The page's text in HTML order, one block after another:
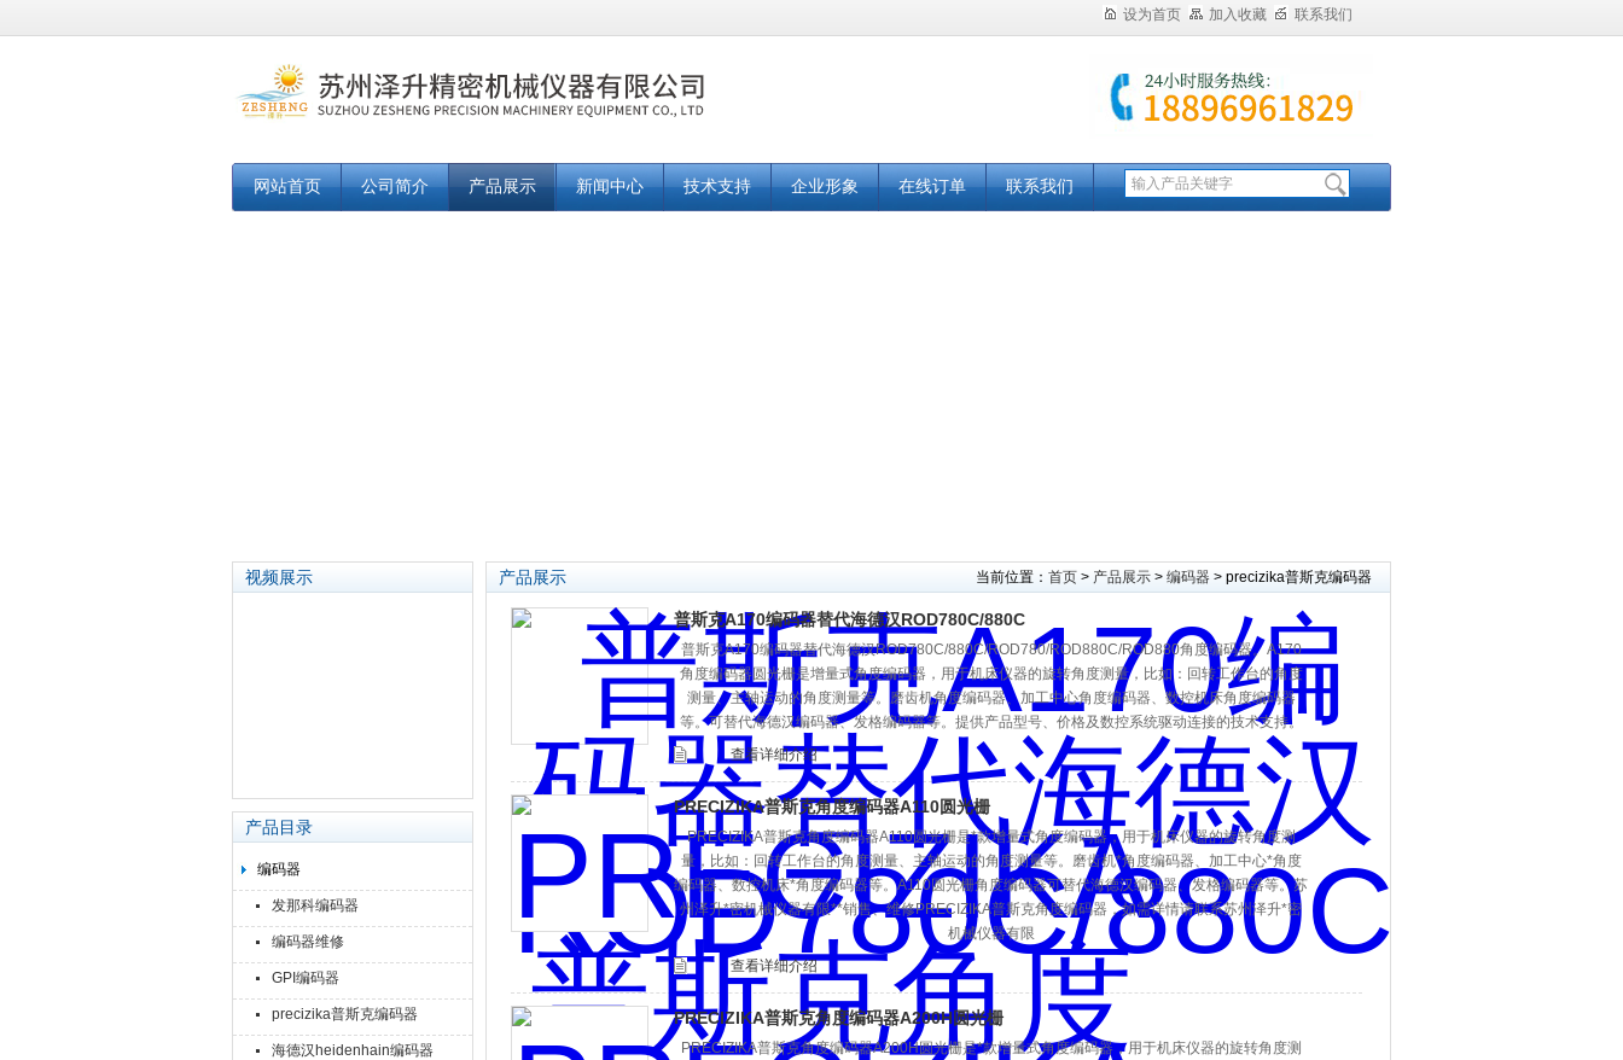
设为首页 加入收藏 联系我们
网站首页 公司简介 产品展示 新闻中心 技术支持 企业形象 在线订单 联系我们
视频展示
产品目录
编码器
发那科编码器
编码器维修
GPI编码器
precizika普斯克编码器
海德汉heidenhain编码器
产品展示 当前位置： 首页 > 产品展示 > 编码器 > precizika普斯克编码器
普斯克A170编码器替代海德汉ROD780C/880C
普斯克A170编码器替代海德汉ROD780C/880C/ROD780/ROD880C/ROD880角度编码器。A170
角度编码器圆光栅是增量式角度编码器，用于机床仪器的旋转角度测量，比如：回转工作台的角度
测量、主轴运动的角度测量等。磨齿机角度编码器、加工中心角度编码器、数控机床角度编码器
等。可替代海德汉编码器、发格编码器等。提供产品型号、价格及数控系统驱动连接的技术支持。
查看详细介绍
PRECIZIKA普斯克角度编码器A110圆光栅
PRECIZIKA普斯克角度编码器A110圆光栅是*款增量式角度编码器，用于机床仪器的旋转角度测
量，比如：回转工作台的角度测量、主轴运动的角度测量等。磨齿机*角度编码器、加工中心*角度
编码器、数控机床*角度编码器等。A110圆光栅角度编码器可替代海德汉编码器、发格编码器等。苏
州泽升*密机械仪器有限**销售、维修PRECIZIKA普斯克角度编码器，如需详情请联系苏州泽升*密
机械仪器有限
查看详细介绍
PRECIZIKA普斯克角度编码器A200H圆光栅
PRECIZIKA普斯克角度编码器A200H圆光栅是*款增量式角度编码器，用于机床仪器的旋转角度测